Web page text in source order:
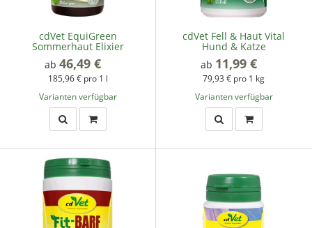
cdVet EquiGreen
Sommerhaut Elixier
ab 46,49 €
185,96 € pro 1 l
Varianten verfügbar
cdVet Fell & Haut Vital
Hund & Katze
ab 11,99 €
79,93 € pro 1 kg
Varianten verfügbar